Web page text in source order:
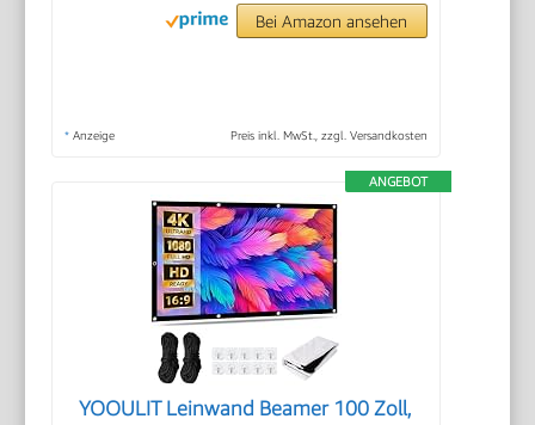
Bei Amazon ansehen
* Anzeige Preis inkl. MwSt., zzgl. Versandkosten
ANGEBOT
YOOULIT Leinwand Beamer 100 Zoll,